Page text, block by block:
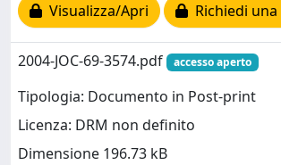
Visualizza/Apri
Richiedi
2004-JOC-69-3574.pdf accesso aperto
Tipologia: Documento in Post-print
Licenza: DRM non definito
Dimensione 196.73 kB